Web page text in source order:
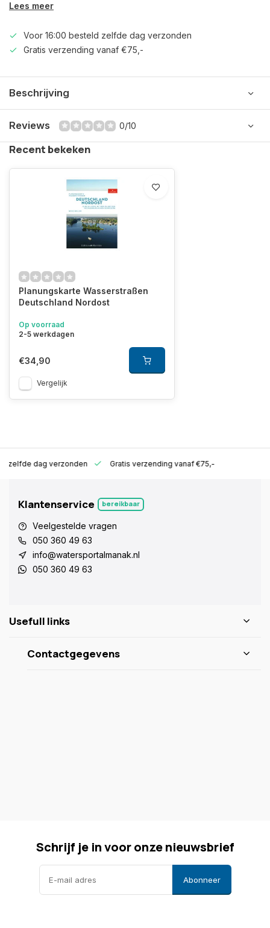
Lees meer
Voor 16:00 besteld zelfde dag verzonden
Gratis verzending vanaf €75,-
Beschrijving
Reviews 0/10
Recent bekeken
Planungskarte Wasserstraßen
Deutschland Nordost
Op voorraad
2-5 werkdagen
€34,90
Vergelijk
zelfde dag verzonden Gratis verzending vanaf €75,-
Klantenservice bereikbaar
Veelgestelde vragen
050 360 49 63
info@watersportalmanak.nl
050 360 49 63
Usefull links
Contactgegevens
Schrijf je in voor onze nieuwsbrief
Abonneer